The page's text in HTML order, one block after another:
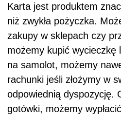
Karta jest produktem
niż zwykła pożyczka.
zakupy w sklepach czy
możemy kupić wycieczkę
na samolot, możemy
rachunki jeśli złożymy w
odpowiednią dyspozycję.
gotówki, możemy